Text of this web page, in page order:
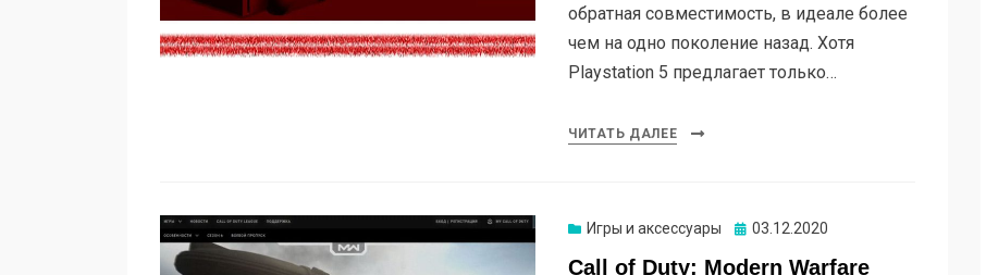
обратная совместимость, в идеале более
чем на одно поколение назад. Хотя
Playstation 5 предлагает только…
ЧИТАТЬ ДАЛЕЕ
Игры и аксессуары Опубликовано
03.12.2020
Call of Duty: Modern Warfare